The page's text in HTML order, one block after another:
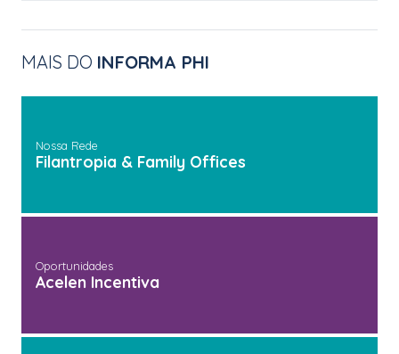
MAIS DO INFORMA PHI
Nossa Rede
Filantropia & Family Offices
Oportunidades
Acelen Incentiva